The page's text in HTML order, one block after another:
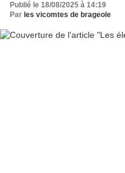
Publié le 18/08/2025 à 14:19
Par les vicomtes de brageole